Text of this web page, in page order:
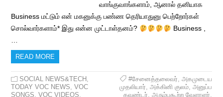
வாங்குவாங்களாம், ஆனால் தனியாக
Business மட்டும் என் மகனுக்கு பண்ண தெரியாதுனு பெற்றோர்கள்
சொல்வார்களாம்* இது என்ன முட்டாள்தனம்?
Business ,
…
READ MORE
SOCIAL NEWS&TECH ,
TODAY VOC NEWS,VOC
SONGS,VOC VIDEOS,
#சேனைத்தலைவர், அகமுடைய
முதலியார், அக்கினி குலம், அனுப்ப
கவுண்டர், அரும்புகூற்ற வேளாளர்,